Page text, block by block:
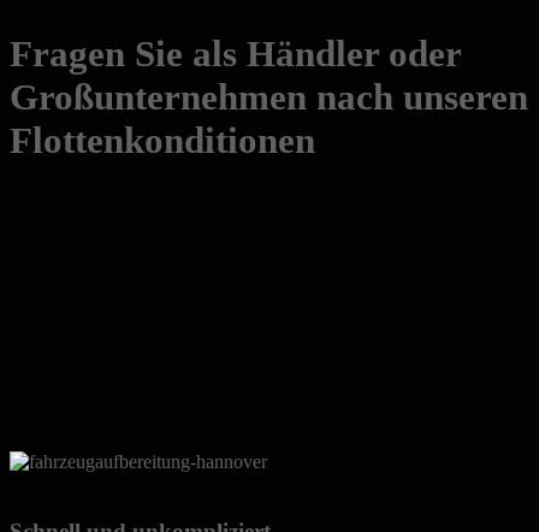
Fragen Sie als Händler oder
Großunternehmen nach unseren
Flottenkonditionen